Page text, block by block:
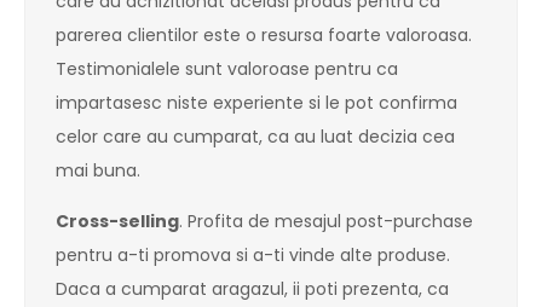
parerea clientilor este o resursa foarte valoroasa.
Testimonialele sunt valoroase pentru ca
impartasesc niste experiente si le pot confirma
celor care au cumparat, ca au luat decizia cea
mai buna.
Cross-selling. Profita de mesajul post-purchase
pentru a-ti promova si a-ti vinde alte produse.
Daca a cumparat aragazul, ii poti prezenta, ca